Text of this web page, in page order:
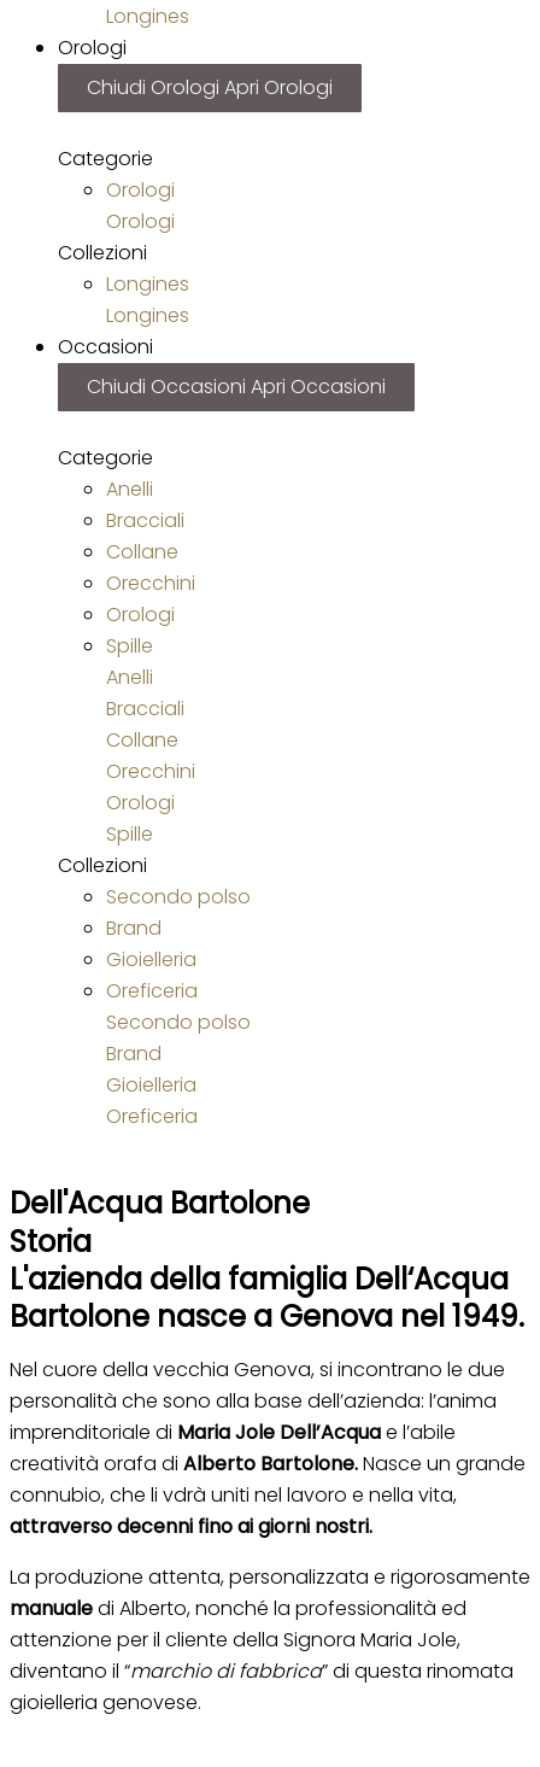
Longines
Orologi
Chiudi Orologi Apri Orologi
Categorie
Orologi
Orologi
Collezioni
Longines
Longines
Occasioni
Chiudi Occasioni Apri Occasioni
Categorie
Anelli
Bracciali
Collane
Orecchini
Orologi
Spille
Anelli
Bracciali
Collane
Orecchini
Orologi
Spille
Collezioni
Secondo polso
Brand
Gioielleria
Oreficeria
Secondo polso
Brand
Gioielleria
Oreficeria
Dell'Acqua Bartolone
Storia
L'azienda della famiglia Dell‘Acqua
Bartolone nasce a Genova nel 1949.
Nel cuore della vecchia Genova, si incontrano le due
personalità che sono alla base dell’azienda: l’anima
imprenditoriale di Maria Jole Dell’Acquae l’abile
creatività orafa di Alberto Bartolone.Nasce un grande
connubio, che li vdrà uniti nel lavoro e nella vita,
attraverso decenni fino ai giorni nostri.
La produzione attenta, personalizzata e rigorosamente
manualedi Alberto, nonché la professionalità ed
attenzione per il cliente della Signora Maria Jole,
diventano il “marchio di fabbrica” di questa rinomata
gioielleria genovese.